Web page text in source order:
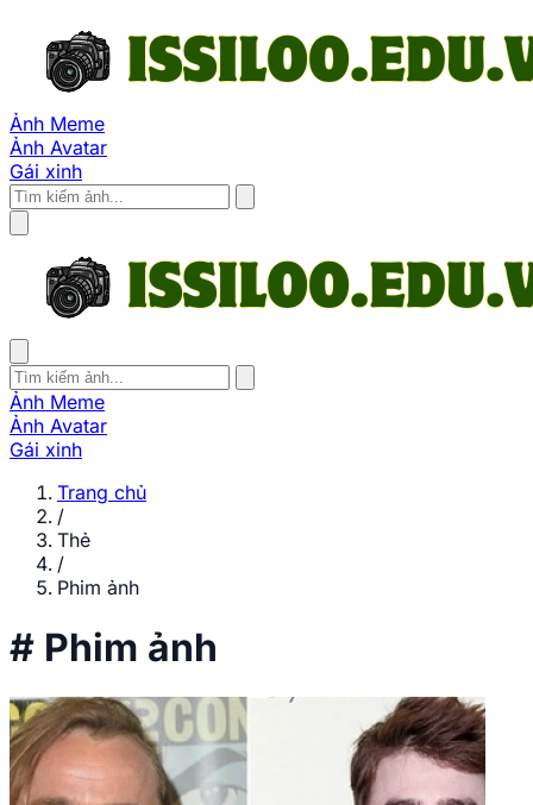
Ảnh Meme
Ảnh Avatar
Gái xinh
Ảnh Meme
Ảnh Avatar
Gái xinh
Trang chủ
/
Thẻ
/
Phim ảnh
# Phim ảnh